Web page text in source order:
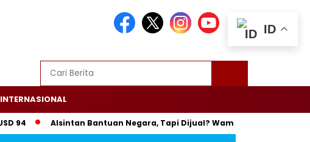
INTERNASIONAL
Alsintan Bantuan Negara, Tapi Dijual? Wamentan: Itu Bisa Dipenjara
ID